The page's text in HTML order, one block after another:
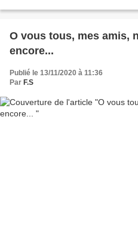
O vous tous, mes amis,
encore...
Publié le 13/11/2020 à 11:36
Par F.S